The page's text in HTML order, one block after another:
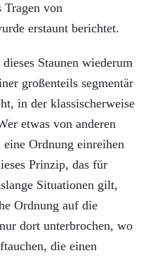
Tragen von
erstaunt berichtet.
Staunen wiederum
großenteils segmentär
in der klassischerweise
etwas von anderen
Ordnung einreihen
Prinzip, das für
Situationen gilt,
Ordnung auf die
dort unterbrochen, wo
die einen